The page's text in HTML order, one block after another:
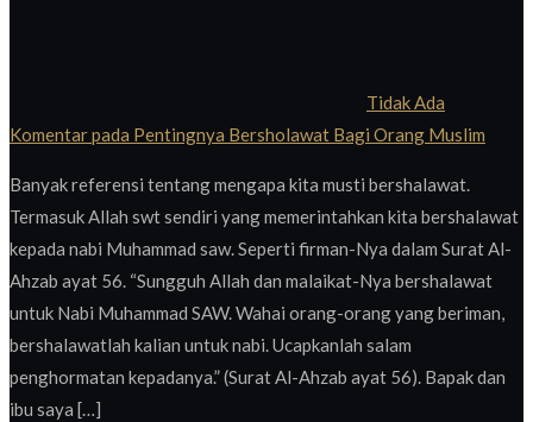
Tidak Ada
Komentarpada Pentingnya Bersholawat Bagi Orang Muslim
Banyak referensi tentang mengapa kita musti bershalawat.
Termasuk Allah swt sendiri yang memerintahkan kita bershalawat
kepada nabi Muhammad saw. Seperti firman-Nya dalam Surat Al-
Ahzab ayat 56. “Sungguh Allah dan malaikat-Nya bershalawat
untuk Nabi Muhammad SAW. Wahai orang-orang yang beriman,
bershalawatlah kalian untuk nabi. Ucapkanlah salam
penghormatan kepadanya.” (Surat Al-Ahzab ayat 56). Bapak dan
ibu saya […]